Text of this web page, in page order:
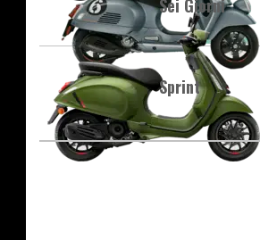
Sei Giorni
Sprint